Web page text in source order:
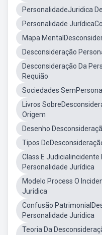
PersonalidadeJuridica
Personalidade
Mapa
Desconsideração
Desconsideração Da
Requião
Sociedades
Livros
Origem
Desenho
Tipos
Class E Judicialincidente
Personalidade Jurídica
Modelo Process O
Juridica
Confusão
Personalidade Juridica
Teoria Da